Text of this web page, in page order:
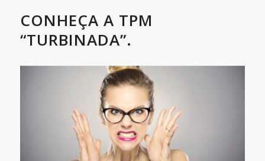
CONHEÇA A TPM
“TURBINADA”.